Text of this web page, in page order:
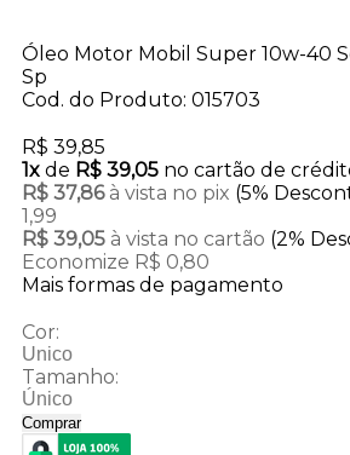
Óleo Motor Mobil Super 10w-40
Sp
Cod. do Produto: 015703
R$ 39,85
1xde R$ 39,05 no cartão de
R$ 37,86 à vista no pix (5%
1,99
R$ 39,05 à vista no cartão (2%
Economize R$ 0,80
Mais formas de pagamento
Cor:
Unico
Tamanho:
Único
Comprar